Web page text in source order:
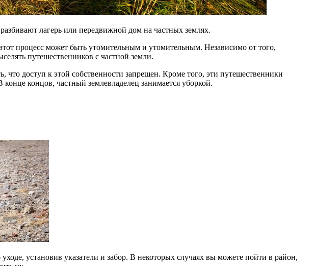
лагерь или передвижной дом на частных землях.
процесс может быть утомительным и утомительным. Независимо от того,
путешественников с частной земли.
что доступ к этой собственности запрещен. Кроме того, эти путешественники
концов, частный землевладелец занимается уборкой.
установив указатели и забор. В некоторых случаях вы можете пойти в район,